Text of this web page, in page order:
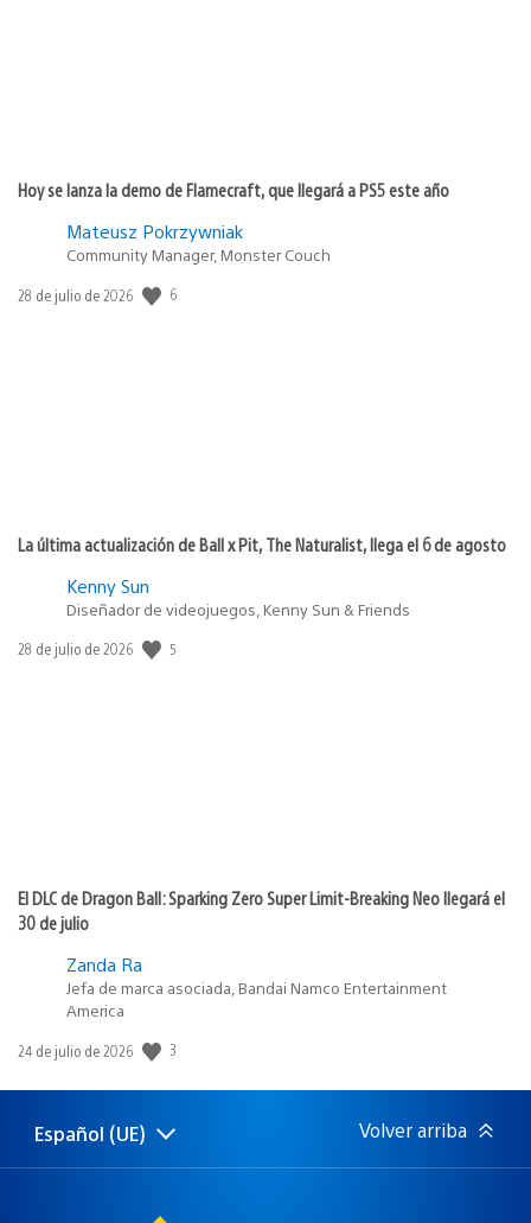
Hoy se lanza la demo de Flamecraft, que llegará a PS5 este año
Mateusz Pokrzywniak
Community Manager, Monster Couch
Fecha
28 de julio de 2026 6
La última actualización de Ball x Pit, The Naturalist, llega el 6 de agosto
Kenny Sun
Diseñador de videojuegos, Kenny Sun & Friends
Fecha
28 de julio de 2026 5
El DLC de Dragon Ball: Sparking Zero Super Limit-Breaking Neo llegará el
30 de julio
Zanda Ra
Jefa de marca asociada, Bandai Namco Entertainment
America
Fecha
publicación:
24 de julio de 2026 3
Selecciona
Región
Español (UE) Volver arriba